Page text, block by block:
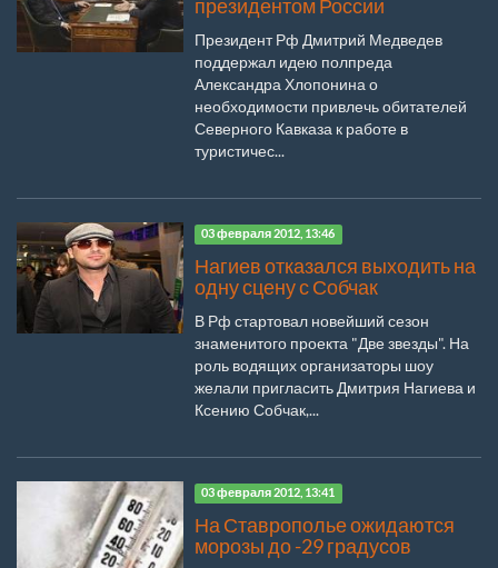
президентом России
Президент Рф Дмитрий Медведев
поддержал идею полпреда
Александра Хлопонина о
необходимости привлечь обитателей
Северного Кавказа к работе в
туристичес...
03 февраля 2012, 13:46
Нагиев отказался выходить на
одну сцену с Собчак
В Рф стартовал новейший сезон
знаменитого проекта "Две звезды". На
роль водящих организаторы шоу
желали пригласить Дмитрия Нагиева и
Ксению Собчак,...
03 февраля 2012, 13:41
На Ставрополье ожидаются
морозы до -29 градусов